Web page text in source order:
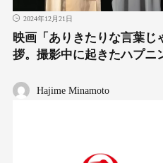
2024年12月21日
映画「ありきたりな言葉じ
拶。撮影中に起きたハプニ
Hajime Minamoto